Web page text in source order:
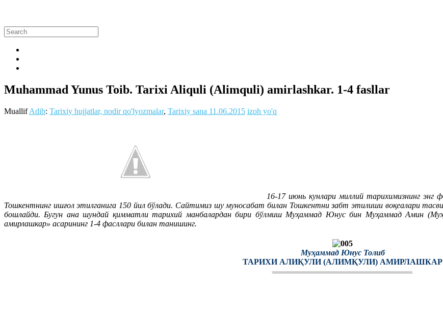
Muhammad Yunus Toib. Tarixi Aliquli (Alimquli) amirlashkar. 1-4 fasllar
MuallifAdib: Tarixiy hujjatlar, nodir qo'lyozmalar, Tarixiy sana 11.06.2015 izoh yo'q
16-17 июнь кунлари миллий тарихимизнинг
Тошкентнинг ишғол этилганига 150 йил бўлади. Сайтимиз шу муносабат билан Тошкентни забт этилиши воқеалари
бошлайди. Бугун ана шундай қимматли тарихий манбалардан бири бўлмиш Муҳаммад Юнус бин Муҳаммад Амин
амирлашкар» асарининг 1-4 фасллари билан танишинг.
Муҳаммад Юнус Толиб
ТАРИХИ АЛИҚУЛИ (АЛИМҚУЛИ) АМИРЛАШКАР